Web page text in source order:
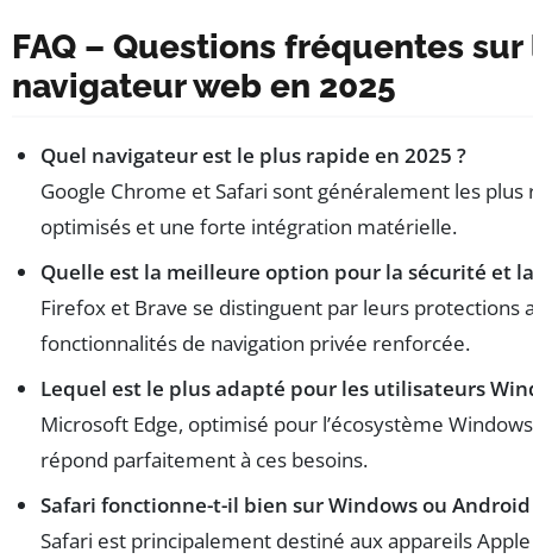
FAQ – Questions fréquentes
navigateur web en 2025
Quel navigateur est le plus rapide en 2025 ?
Google Chrome et Safari sont généralement les
optimisés et une forte intégration matérielle.
Quelle est la meilleure option pour la sécurité et
Firefox et Brave se distinguent par leurs protections
fonctionnalités de navigation privée renforcée.
Lequel est le plus adapté pour les utilisateurs
Microsoft Edge, optimisé pour l’écosystème
répond parfaitement à ces besoins.
Safari fonctionne-t-il bien sur Windows ou Android
Safari est principalement destiné aux appareils